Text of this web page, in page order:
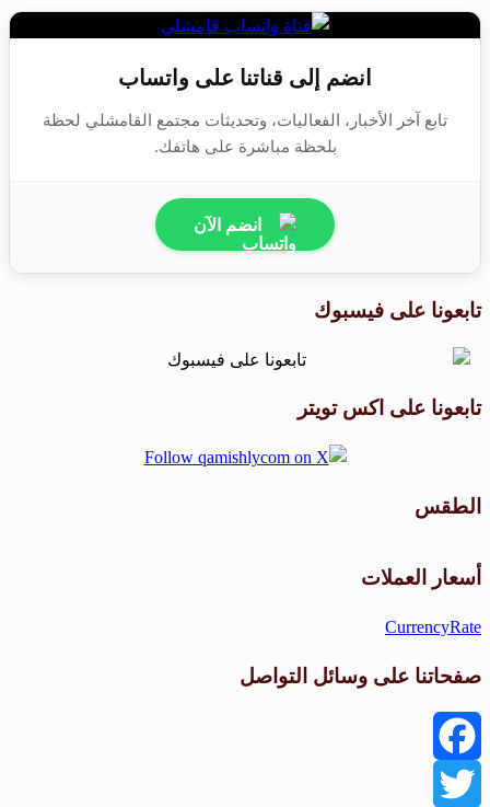
انضم إلى قناتنا على واتساب
تابع آخر الأخبار، الفعاليات، وتحديثات مجتمع القامشلي لحظة
بلحظة مباشرة على هاتفك.
انضم الآن
تابعونا على فيسبوك
تابعونا على اكس تويتر
الطقس
أسعار العملات
CurrencyRate
صفحاتنا على وسائل التواصل
Facebook